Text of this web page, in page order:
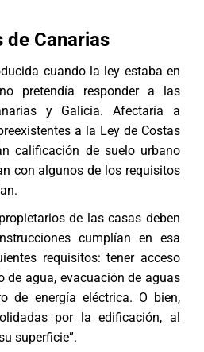
de Canarias
cuando la ley estaba en
pretendía responder a las
y Galicia. Afectaría a
a la Ley de Costas
calificación de suelo urbano
con algunos de los requisitos
de las casas deben
cumplían en esa
requisitos: tener acceso
de agua, evacuación de aguas
de energía eléctrica. O bien,
por la edificación, al
superficie”.